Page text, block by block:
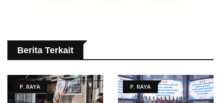
Berita Terkait
P. RAYA P. RAYA